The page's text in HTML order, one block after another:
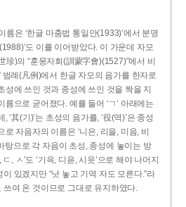
름은 ‘한글 마춤법 통일안(1933)’에서 분명
도 이를 이어받았다. 이 가운데 자모
珍)의 “훈몽자회(訓蒙字會)(1527)”에서 비
범례(凡例)에서 한글 자모의 음가를 한자로
성에 쓰인 것과 종성에 쓰인 것을 짝을 지
으로 굳어졌다. 예를 들어 ‘ㄱ’ 아래에는
‘其(기)’는 초성의 음가를, ‘役(역)’은 종성
자음자의 이름은 ‘니은, 리을, 미음, 비
탕으로 각 자음이 초성, 종성에 놓이는 방
, ㅅ’도 ‘기윽, 디읃, 시읏’으로 해야 나머지
있겠지만 “낫 놓고 기역 자도 모른다.”라
여 온 것이므로 그대로 유지하였다.